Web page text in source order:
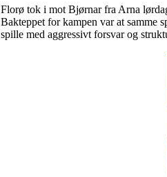
Florø tok i mot Bjørnar fra Arna
Bakteppet for kampen var at samme
spille med aggressivt forsvar og